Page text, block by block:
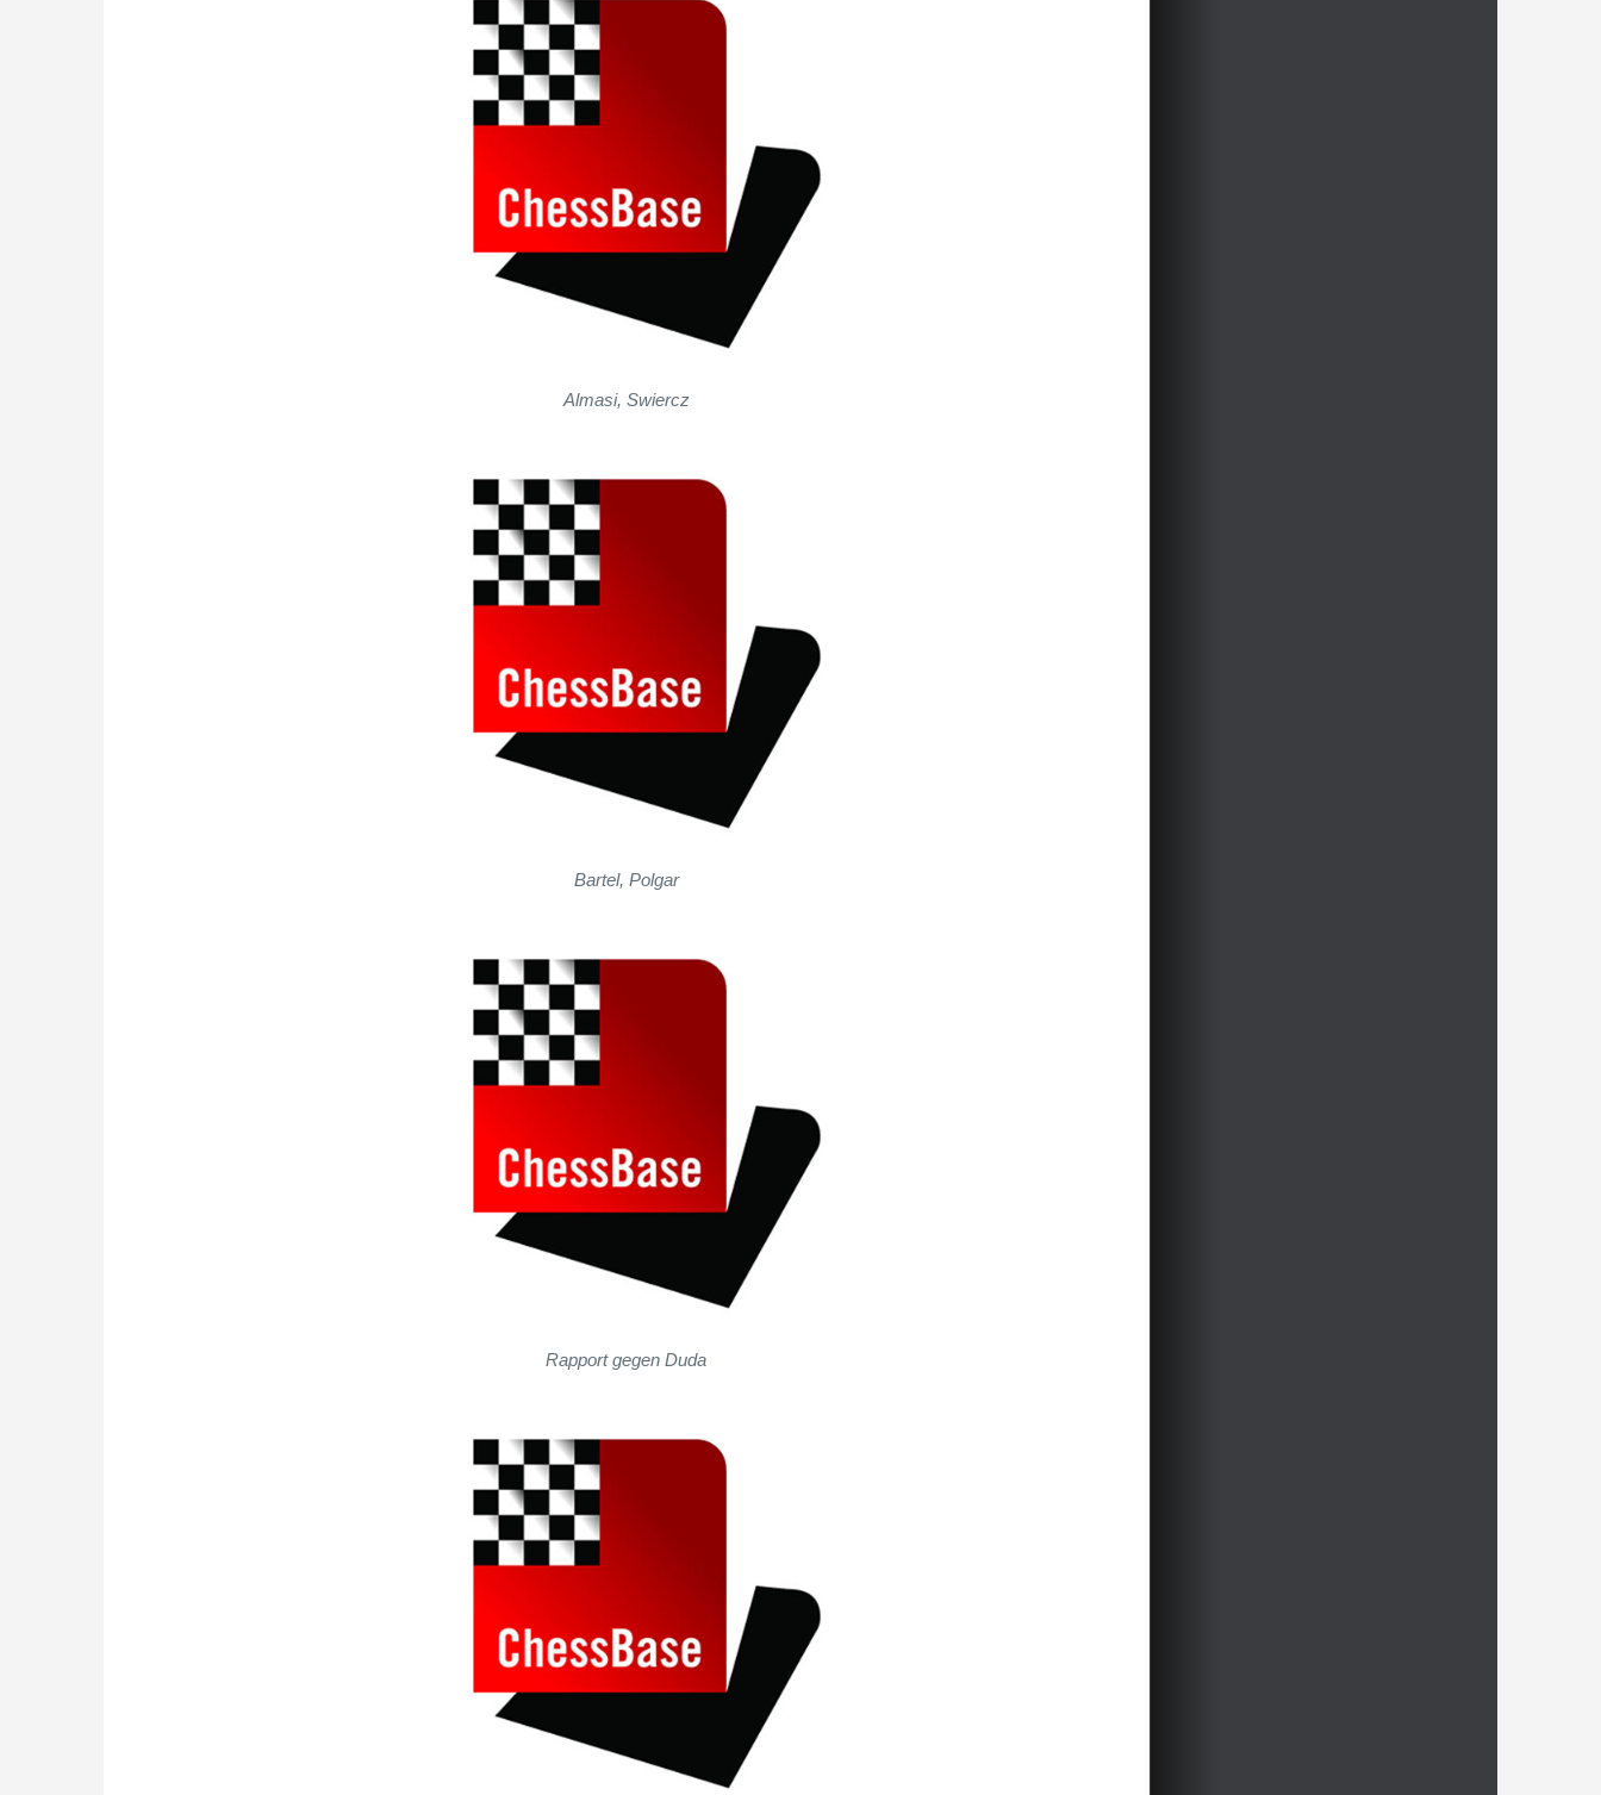
Almasi, Swiercz
Bartel, Polgar
Rapport gegen Duda